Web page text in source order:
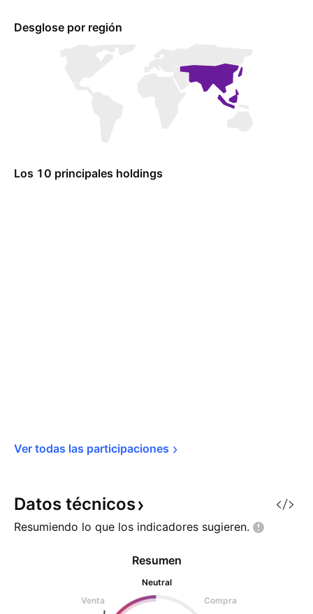
Desglose por región
Los 10 principales holdings
Ver todas las participaciones
Datos técnicos
Resumiendo lo que los indicadores sugieren.
Resumen
Neutral
Venta
Compra